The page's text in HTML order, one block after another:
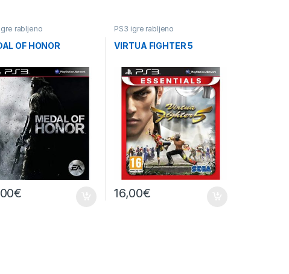
rabljeno
OF HONOR
€
PS3 igre rabljeno
VIRTUA FIGHTER 5
16,00€